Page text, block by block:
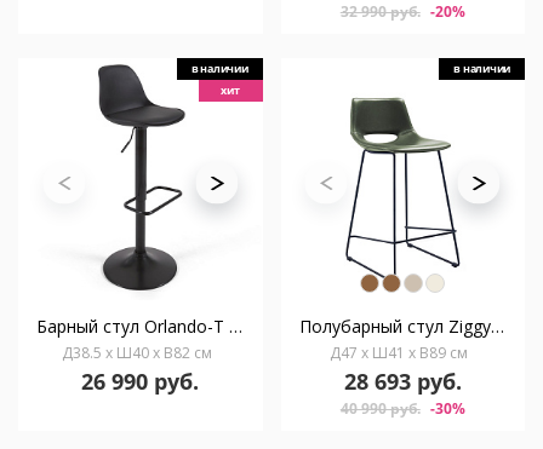
32 990 руб. -20%
в наличии
хит
Барный стул Orlando-T из черной экокожи и черной матовой стали 60-82 см
Д38.5 x Ш40 x В82 см
26 990 руб.
в наличии
Полубарный стул Ziggy зеленый
Д47 x Ш41 x В89 см
28 693 руб.
40 990 руб. -30%